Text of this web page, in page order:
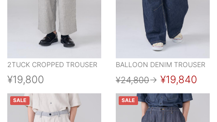
2TUCK CROPPED TROUSER
¥19,800
BALLOON DENIM TROUSER
¥24,800→ ¥19,840
SALE SALE